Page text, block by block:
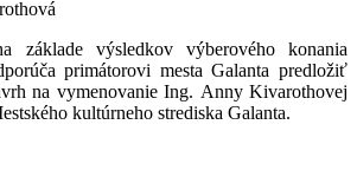
základe výsledkov výberového konania
primátorovi mesta Galanta predložiť
na vymenovanie Ing. Anny Kivarothovej
kultúrneho strediska Galanta.